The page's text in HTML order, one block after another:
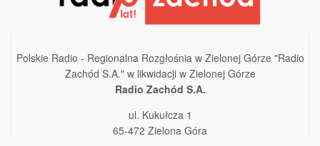
Polskie Radio - Regionalna Rozgłośnia w Zielonej Górze "Radio
Zachód S.A." w likwidacji w Zielonej Górze
Radio Zachód S.A.
ul. Kukułcza 1
65-472 Zielona Góra